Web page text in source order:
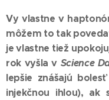
Vy vlastne v
môžem to tak
je vlastne tiež
rok vyšla v Science
lepšie znášajú
injekčnou ihlou),